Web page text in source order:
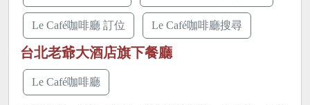
Le Café咖啡廳 訂位 Le Café咖啡廳搜尋
台北老爺大酒店旗下餐廳
Le Café咖啡廳